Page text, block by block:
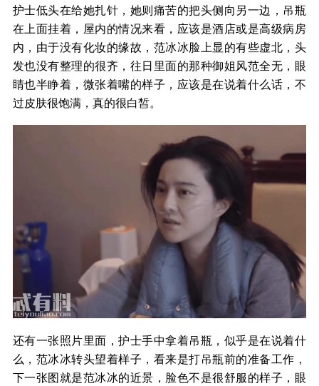
护士低头在给她扎针，她则痛苦的把头侧向另一边，吊瓶
在上面挂着，屋内的情况来看，应该是酒店或是高级病房
内，由于没有化妆的缘故，范冰冰脸上显的有些虚北，头
发也没有整理的很齐，往日里面的那种御姐风范全无，眼
睛也半睁着，微张着嘴的样子，应该是在说着什么话，不
过皮肤很饱满，真的很白皙。
还有一张照片里面，护士手中拿着吊瓶，似乎是在说着什
么，范冰冰转头望着样子，看来是打吊瓶前的准备工作，
下一张图就是范冰冰的近景，脸色不是很舒服的样子，眼